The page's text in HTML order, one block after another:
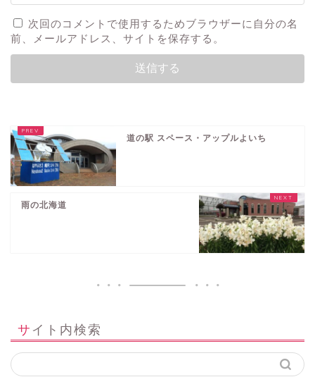
次回のコメントで使用するためブラウザーに自分の名
前、メールアドレス、サイトを保存する。
道の駅 スペース・アップルよいち
雨の北海道
サイト内検索